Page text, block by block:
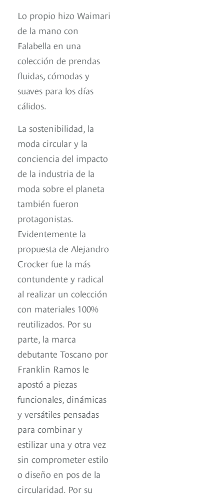
Lo propio hizo Waimari
de la mano con
Falabella en una
colección de prendas
fluidas, cómodas y
suaves para los días
cálidos.
La sostenibilidad, la
moda circular y la
conciencia del impacto
de la industria de la
moda sobre el planeta
también fueron
protagonistas.
Evidentemente la
propuesta de Alejandro
Crocker fue la más
contundente y radical
al realizar un colección
con materiales 100%
reutilizados. Por su
parte, la marca
debutante Toscano por
Franklin Ramos le
apostó a piezas
funcionales, dinámicas
y versátiles pensadas
para combinar y
estilizar una y otra vez
sin comprometer estilo
o diseño en pos de la
circularidad. Por su